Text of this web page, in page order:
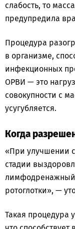
слабость, то
предупредила
Процедура
в организме,
инфекционных
ОРВИ — это
совокупности с
усугубляется.
Когда
«При улучшении
стадии
лимфодренажный
ротоглотки», —
Такая процедура